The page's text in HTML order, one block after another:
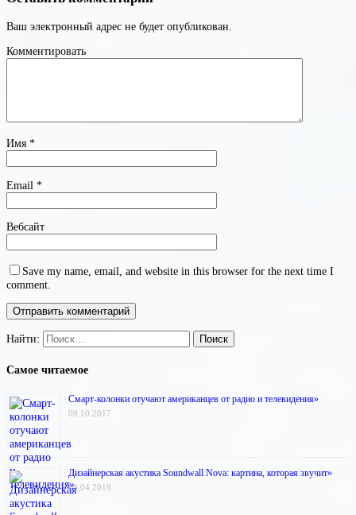
Ваш электронный адрес не будет опубликован.
Комментировать
Имя *
Email *
Вебсайт
Save my name, email, and website in this browser for the next time I
comment.
Найти:
Самое читаемое
Смарт-колонки отучают американцев от радио и телевидения»
09.10.2017
Дизайнерская акустика Soundwall Nova: картина, которая звучит»
09.04.2018